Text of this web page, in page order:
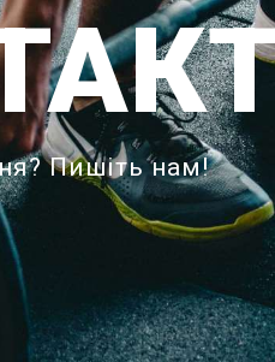
Пишіть нам!